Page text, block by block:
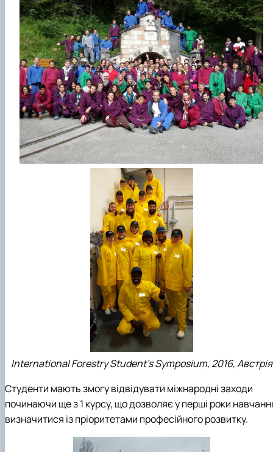
International Forestry Student’s Symposium, 2016, Австрія
Студенти мають змогу відвідувати міжнародні заходи
починаючи ще з 1 курсу, що дозволяє у перші роки
визначитися із пріоритетами професійного розвитку.